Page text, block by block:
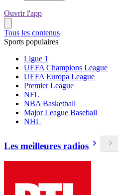
Ouvrir l'app
Tous les contenus
Sports populaires
Ligue 1
UEFA Champions League
UEFA Europa League
Premier League
NFL
NBA Basketball
Major League Baseball
NHL
Les meilleures radios